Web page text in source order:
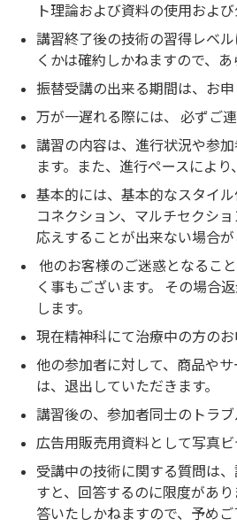
ト理論および資料の使用およ
講習終了後の技術の習得レベ
くかは確約しかねますので、あ
振替受講の出来る期間は、お
万が一遅れる際には、 必ずご
講習の内容は、進行状況や参
ます。また、進行ペースによ
基本的には、基本的なスタイ
コネクション、マルチセクシ
応えすることが出来ない場合
他のお客様のご迷惑となるこ
く事もございます。 その場合
します。
現在精神科にて治療中の方のお
他の参加者に対して、商品や
は、退出していただきます。
講習後の、参加者同士のトラ
広告用販売用資料として写真
受講中の技術に関する質問は
すと、回答するのに限度があ
答いたしかねますので、予めご